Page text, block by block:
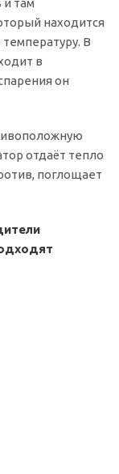
и там
находится
В
в
он
отдаёт тепло
поглощает